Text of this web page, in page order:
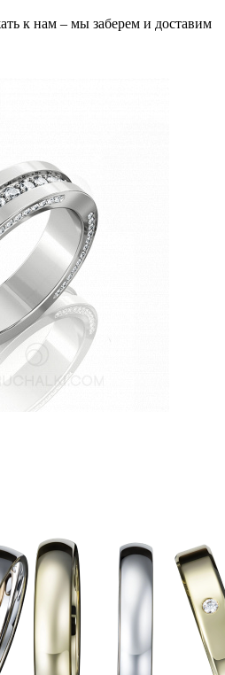
к нам – мы заберем и доставим